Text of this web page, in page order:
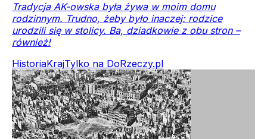
Tradycja AK-owska była żywa w moim domu
rodzinnym. Trudno, żeby było inaczej: rodzice
urodzili się w stolicy. Ba, dziadkowie z obu stron –
również!
HistoriaKrajTylko na DoRzeczy.pl